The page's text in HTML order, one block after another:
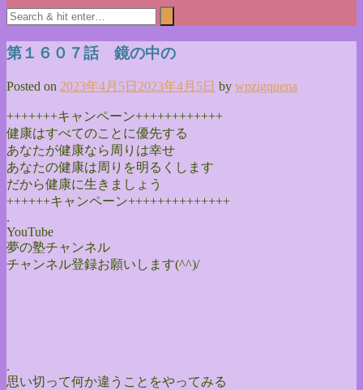
第１６０７話 鏡の中の
Posted on 2023年4月5日 2023年4月5日 by wpzigquena
+++++++キャンペーン++++++++++++
健康はすべてのことに優先する
あなたが健康なら周りは幸せ
あなたの健康は周りを明るくします
だから健康に生きましょう
++++++キャンペーン++++++++++++++
.
YouTube
夢の塾チャンネル
チャンネル登録お願いします(^^)/
.
思い切って何か違うことをやってみる